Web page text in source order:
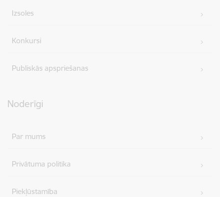
Izsoles
Konkursi
Publiskās apspriešanas
Noderīgi
Par mums
Privātuma politika
Piekļūstamība